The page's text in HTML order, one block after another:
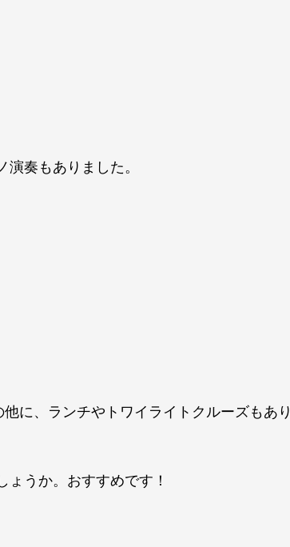
奏もありました。
に、ランチやトワイライトクルーズもあり
うか。おすすめです！